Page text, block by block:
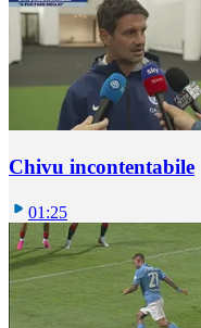
Chivu incontentabile
01:25